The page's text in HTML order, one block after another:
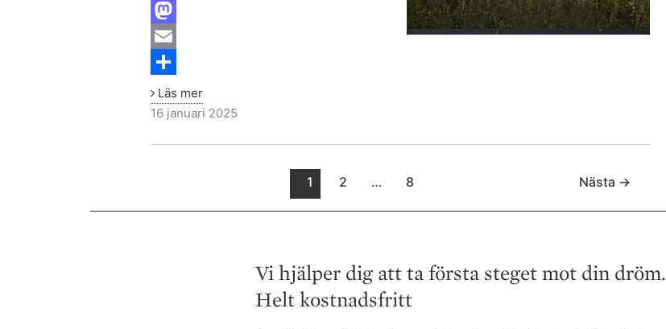
F
a
c
e
b
M
a
s
t
n
E
m
a
S
h
Läs mer
16 januari 2025
1 2 … 8 Nästa →
Vi hjälper dig att ta första steget mot din dröm.
Helt kostnadsfritt